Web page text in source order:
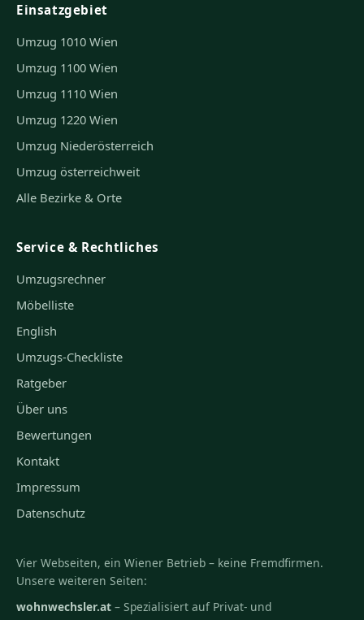
Einsatzgebiet
Umzug 1010 Wien
Umzug 1100 Wien
Umzug 1110 Wien
Umzug 1220 Wien
Umzug Niederösterreich
Umzug österreichweit
Alle Bezirke & Orte
Service & Rechtliches
Umzugsrechner
Möbelliste
English
Umzugs-Checkliste
Ratgeber
Über uns
Bewertungen
Kontakt
Impressum
Datenschutz
Vier Webseiten, ein Wiener Betrieb – keine Fremdfirmen.
Unsere weiteren Seiten:
wohnwechsler.at – Spezialisiert auf Privat- und